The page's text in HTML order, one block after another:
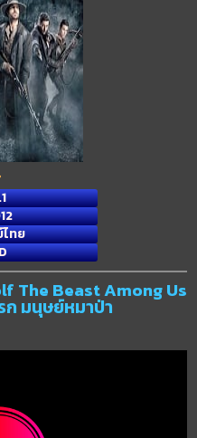
ทย
The Beast Among Us
ก มนุษย์หมาป่า